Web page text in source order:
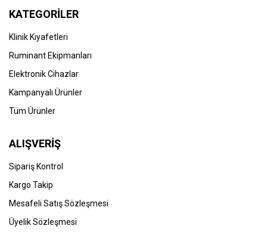
KATEGORİLER
Klinik Kıyafetleri
Ruminant Ekipmanları
Elektronik Cihazlar
Kampanyalı Ürünler
Tüm Ürünler
ALIŞVERİŞ
Sipariş Kontrol
Kargo Takip
Mesafeli Satış Sözleşmesi
Üyelik Sözleşmesi